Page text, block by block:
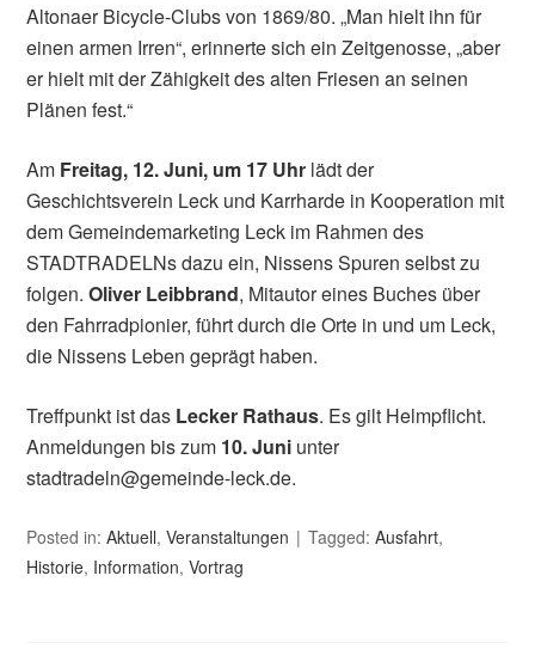
Altonaer Bicycle-Clubs von 1869/80. „Man hielt ihn für
einen armen Irren“, erinnerte sich ein Zeitgenosse, „aber
er hielt mit der Zähigkeit des alten Friesen an seinen
Plänen fest.“
Am Freitag, 12. Juni, um 17 Uhr lädt der
Geschichtsverein Leck und Karrharde in Kooperation mit
dem Gemeindemarketing Leck im Rahmen des
STADTRADELNs dazu ein, Nissens Spuren selbst zu
folgen.Oliver Leibbrand, Mitautor eines Buches über
den Fahrradpionier, führt durch die Orte in und um Leck,
die Nissens Leben geprägt haben.
Treffpunkt ist das Lecker Rathaus. Es gilt Helmpflicht.
Anmeldungen bis zum 10. Juni unter
stadtradeln@gemeinde-leck.de.
Posted in:Aktuell,Veranstaltungen Tagged:Ausfahrt,
Historie, Information,Vortrag